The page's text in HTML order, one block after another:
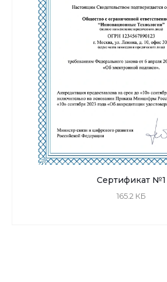
Сертификат №1
165.2 КБ